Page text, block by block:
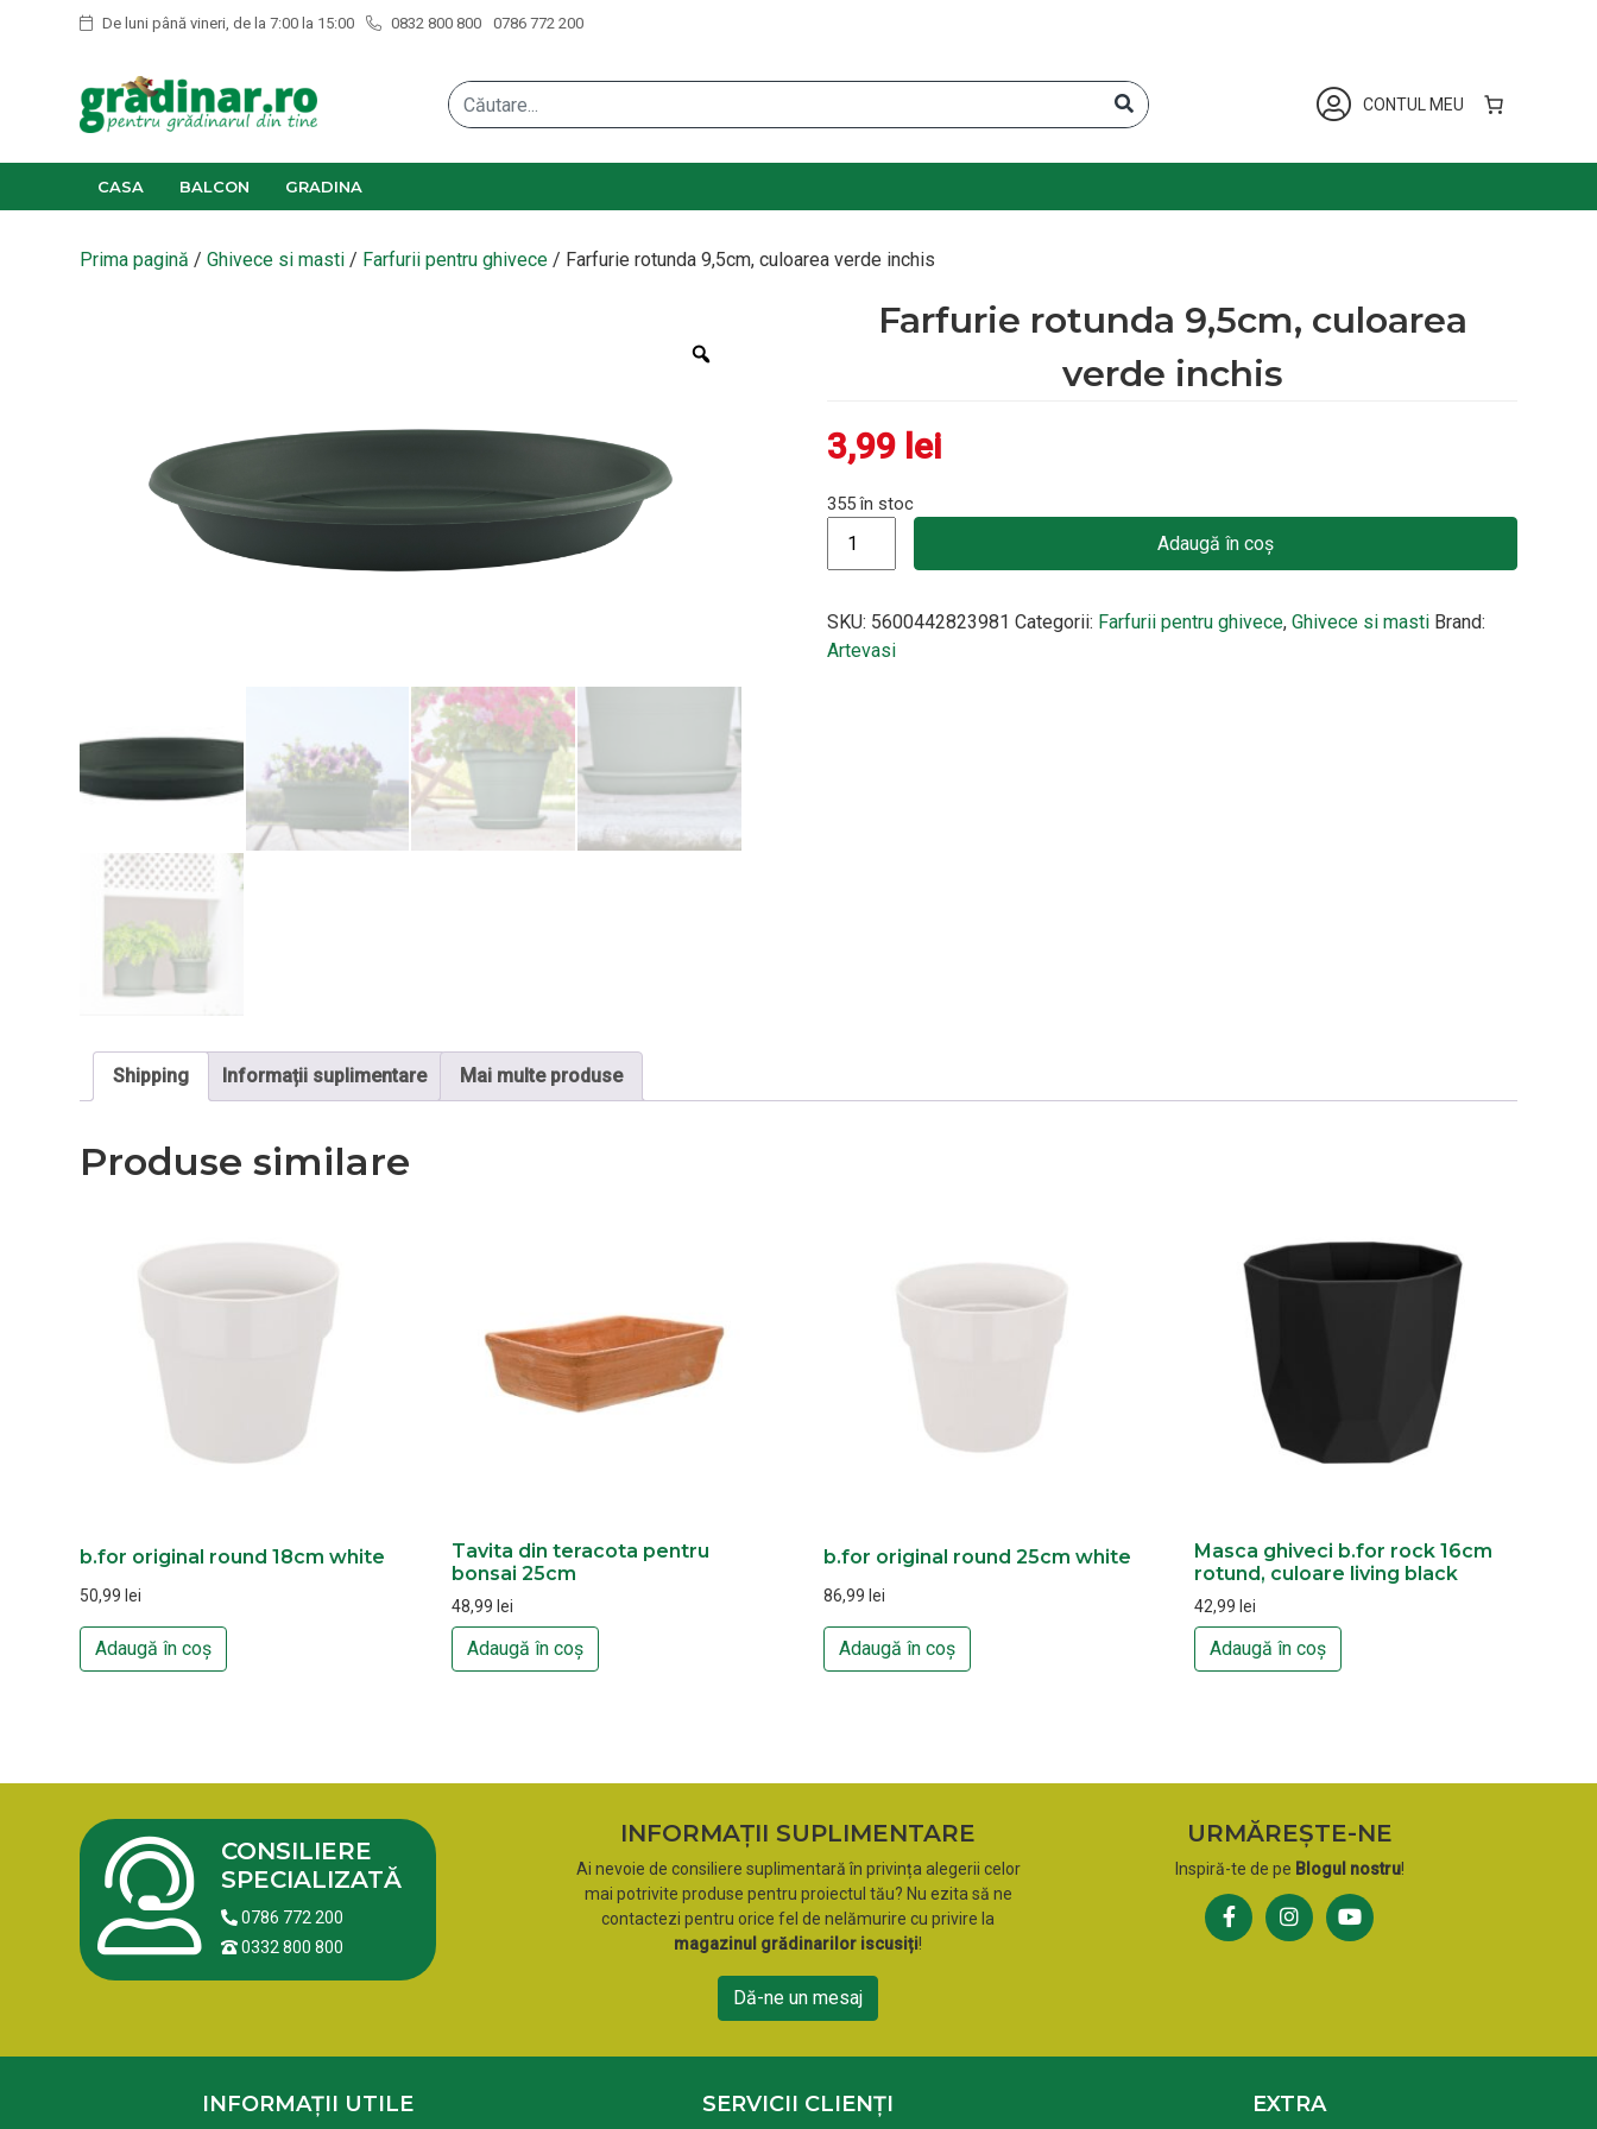
De luni până vineri, de la 7:00 la 15:00 0832 800 800 0786 772 200
CONTUL MEU
CASA BALCON GRADINA
Prima pagină / Ghivece si masti / Farfurii pentru ghivece / Farfurie rotunda 9,5cm, culoarea verde inchis
Farfurie rotunda 9,5cm, culoarea
verde inchis
3,99 lei
355 în stoc
Adaugă în coș
SKU: 5600442823981 Categorii: Farfurii pentru ghivece,Ghivece si masti Brand:
Artevasi
Shipping Informații suplimentare Mai multe produse
Produse similare
b.for original round 18cm white
50,99 lei
Adaugă în coș
Tavita din teracota pentru
bonsai 25cm
48,99 lei
Adaugă în coș
b.for original round 25cm white
86,99 lei
Adaugă în coș
Masca ghiveci b.for rock 16cm
rotund, culoare living black
42,99 lei
Adaugă în coș
CONSILIERE
SPECIALIZATĂ
0786 772 200
0332 800 800
INFORMAȚII SUPLIMENTARE
Ai nevoie de consiliere suplimentară în privința alegerii celor
mai potrivite produse pentru proiectul tău? Nu ezita să ne
contactezi pentru orice fel de nelămurire cu privire la
magazinul grădinarilor iscusiți!
Dă-ne un mesaj
URMĂREȘTE-NE
Inspiră-te de pe Blogul nostru!
INFORMAȚII UTILE SERVICII CLIENȚI EXTRA